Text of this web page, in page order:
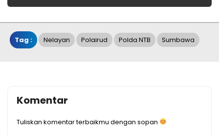
Tag : Nelayan Polairud Polda NTB Sumbawa
Komentar
Tuliskan komentar terbaikmu dengan sopan